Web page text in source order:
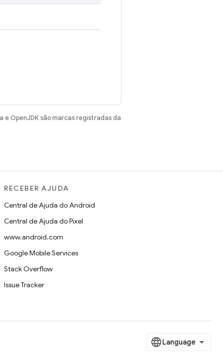
e OpenJDK são marcas registradas da
RECEBER AJUDA
Central de Ajuda do Android
Central de Ajuda do Pixel
www.android.com
Google Mobile Services
Stack Overflow
Issue Tracker